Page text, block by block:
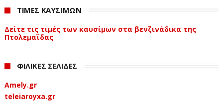
ΤΙΜΕΣ ΚΑΥΣΙΜΩΝ
Δείτε τις τιμές των καυσίμων στα βενζινάδικα της
Πτολεμαΐδας
ΦΙΛΙΚΕΣ ΣΕΛΙΔΕΣ
Amely.gr
teleiaroyxa.gr